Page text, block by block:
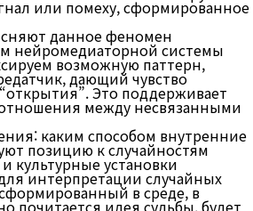
или помеху, сформированное
данное феномен
нейромедиаторной системы
возможную паттерн,
дающий чувство
Это поддерживает
между несвязанными
каким способом внутренние
позицию к случайностям
культурные установки
интерпретации случайных
в среде, в
почитается идея судьбы, будет